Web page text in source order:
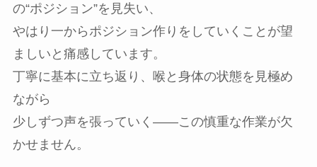
の“ポジション”を見失い、
やはり一からポジション作りをしていくことが望
ましいと痛感しています。
丁寧に基本に立ち返り、喉と身体の状態を見極め
ながら
少しずつ声を張っていく――この慎重な作業が欠
かせません。